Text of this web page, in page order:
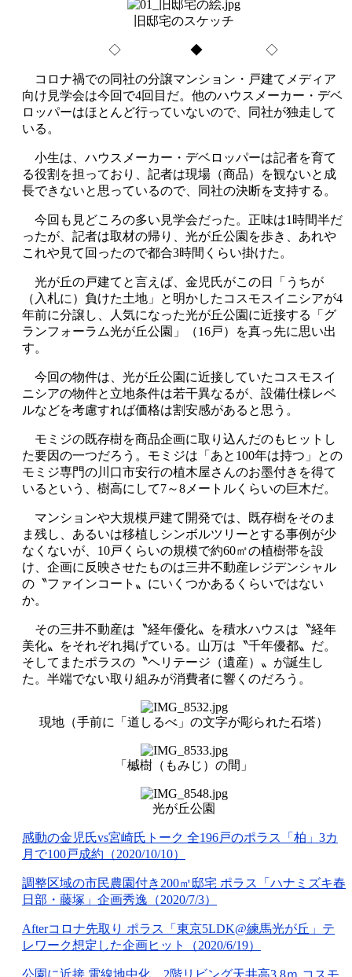
旧邸宅のスケッチ
◇ ◆ ◇
コロナ禍での同社の分譲マンション・戸建てメディア
向け見学会は今回で4回目だ。他のハウスメーカー・デベ
ロッパーはほとんど行っていないので、同社が独走して
いる。
小生は、ハウスメーカー・デベロッパーは記者を育て
る役割を担っており、記者は現場（商品）を観ないと成
長できないと思っているので、同社の決断を支持する。
今回も見どころの多い見学会だった。正味は1時間半だ
ったが、記者は取材の帰り、光が丘公園を歩き、あれや
これや見て回ったので都合3時間くらい掛けた。
光が丘の戸建てと言えば、金児氏がこの日「うちが
（入札に）負けた土地」と明かしたコスモスイニシアが4
年前に分譲し、人気になった光が丘公園に近接する「グ
ランフォーラム光が丘公園」（16戸）を真っ先に思い出
す。
今回の物件は、光が丘公園に近接していたコスモスイ
ニシアの物件と立地条件は若干異なるが、設備仕様レベ
ルなどを考慮すれば価格は割安感があると思う。
モミジの既存樹を商品企画に取り込んだのもヒットし
た要因の一つだろう。モミジは「あと100年は持つ」との
モミジ専門の川口市安行の植木屋さんのお墨付きを得て
いるという、樹高にして7～8メートルくらいの巨木だ。
マンションや大規模戸建て開発では、既存樹をそのま
ま残し、あるいは移植しシンボルツリーとする事例が少
なくないが、10戸くらいの規模で約60㎡の植樹帯を設
け、企画に反映させたものは三井不動産レジデンシャル
の〝ファインコート〟にいくつかあるくらいではない
か。
その三井不動産は〝経年優化〟を積水ハウスは〝経年
美化〟をそれぞれ掲げている。山万は〝千年優都〟だ。
そしてまたポラスの〝ヘリテージ（遺産）〟が誕生し
た。半端でない取り組みが消費者に響くのだろう。
現地（手前に「道しるべ」の文字が彫られた石塔）
「槭樹（もみじ）の間」
光が丘公園
感動の金児氏vs宮崎氏トーク 全196戸のポラス「柏」3カ
月で100戸成約（2020/10/10）
調整区域の市民農園付き200㎡邸宅 ポラス「ハナミズキ春
日部・藤塚」企画秀逸（2020/7/3）
Afterコロナ先取り ポラス「東京5LDK@練馬光が丘」テ
レワーク想定した企画ヒット（2020/6/19）
公園に近接 電線地中化、2階リビング天井高3.8ｍ コスモ